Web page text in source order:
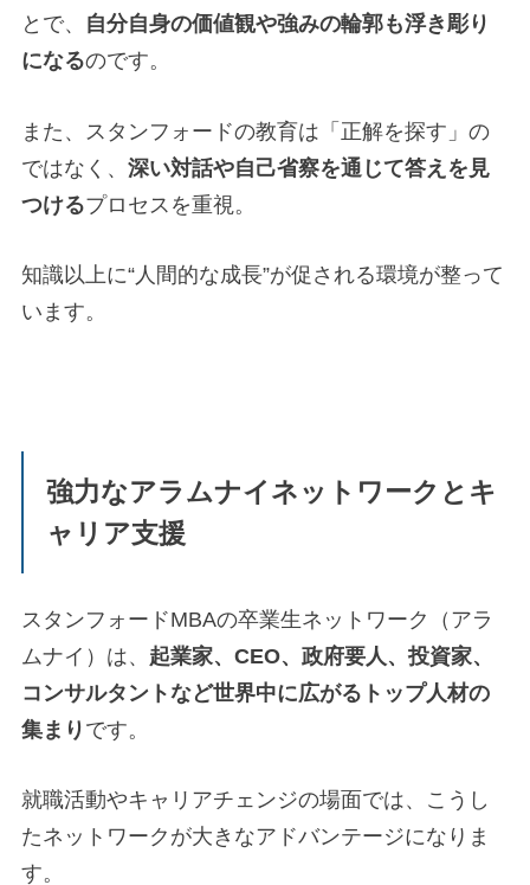
とで、 自分自身の価値観や強みの輪郭も浮き彫り
になるのです。
また、スタンフォードの教育は「正解を探す」の
ではなく、 深い対話や自己省察を通じて答えを見
つけるプロセスを重視。
知識以上に“人間的な成長”が促される環境が整って
います。
強力なアラムナイネットワークとキ
ャリア支援
スタンフォードMBAの卒業生ネットワーク（アラ
ムナイ）は、 起業家、CEO、政府要人、投資家、
コンサルタントなど世界中に広がるトップ人材の
集まり です。
就職活動やキャリアチェンジの場面では、こうし
たネットワークが大きなアドバンテージになりま
す。